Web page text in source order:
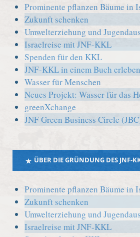
Prominente pflanzen Bäume in
Zukunft schenken
Umwelterziehung und
Israelreise mit JNF-KKL
Spenden für den KKL
JNF-KKL in einem Buch erleben
Wasser für Menschen
Neues Projekt: Wasser für das
greenXchange
JNF Green Business Circle
ÜBER DIE GRÜNDUNG DES JNF-
Prominente pflanzen Bäume in
Zukunft schenken
Umwelterziehung und
Israelreise mit JNF-KKL